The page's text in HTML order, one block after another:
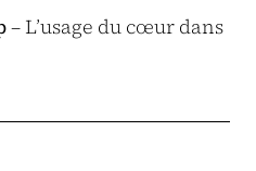
– L’usage du cœur dans